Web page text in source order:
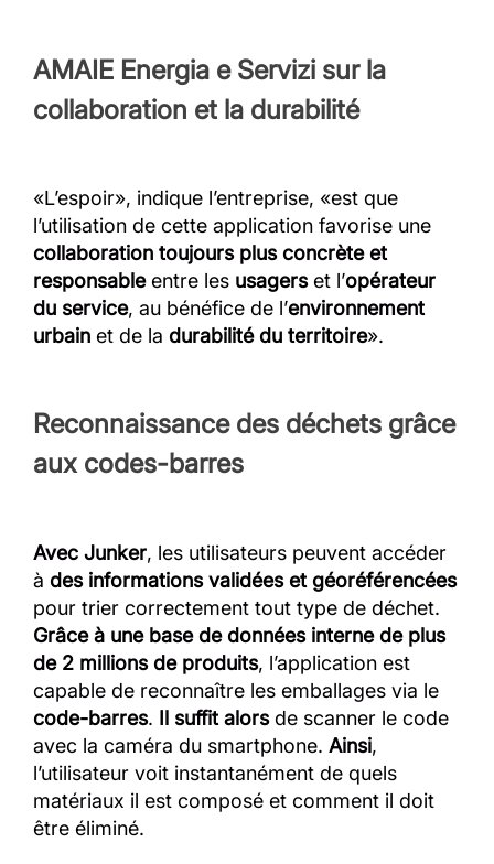
AMAIE Energia e Servizi sur la
collaboration et la durabilité
«L’espoir», indique l’entreprise, «est que
l’utilisation de cette application favorise une
collaboration toujours plus concrète et
responsableentre les usagerset l’opérateur
du service, au bénéfice de l’environnement
urbain et de la durabilité du territoire».
Reconnaissance des déchets grâce
aux codes-barres
Avec Junker, les utilisateurs peuvent accéder
à des informations validées et géoréférencées
pour trier correctement tout type de déchet.
Grâce à une base de données interne de plus
de 2 millions de produits, l’application est
capable de reconnaître les emballages via le
code-barres. Il suffit alorsde scanner le code
avec la caméra du smartphone. Ainsi,
l’utilisateur voit instantanément de quels
matériaux il est composé et comment il doit
être éliminé.